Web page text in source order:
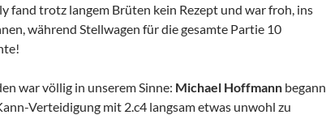
fand trotz langem Brüten kein Rezept und war froh, ins
während Stellwagen für die gesamte Partie 10
war völlig in unserem Sinne: Michael Hoffmann begann
Verteidigung mit 2.c4 langsam etwas unwohl zu